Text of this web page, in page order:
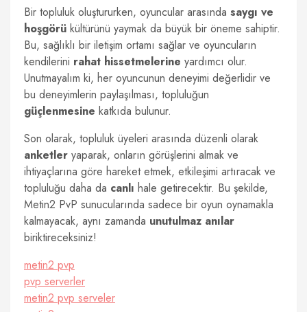
Bir topluluk oluştururken, oyuncular arasında saygı ve
hoşgörü kültürünü yaymak da büyük bir öneme sahiptir.
Bu, sağlıklı bir iletişim ortamı sağlar ve oyuncuların
kendilerini rahat hissetmelerine yardımcı olur.
Unutmayalım ki, her oyuncunun deneyimi değerlidir ve
bu deneyimlerin paylaşılması, topluluğun
güçlenmesine katkıda bulunur.
Son olarak, topluluk üyeleri arasında düzenli olarak
anketler yaparak, onların görüşlerini almak ve
ihtiyaçlarına göre hareket etmek, etkileşimi artıracak ve
topluluğu daha da canlı hale getirecektir. Bu şekilde,
Metin2 PvP sunucularında sadece bir oyun oynamakla
kalmayacak, aynı zamanda unutulmaz anılar
biriktireceksiniz!
metin2 pvp
pvp serverler
metin2 pvp serveler